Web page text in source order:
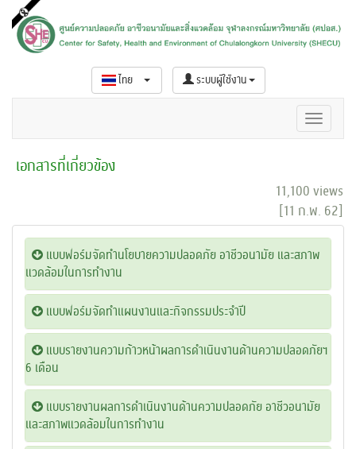
ไทย ระบบผู้ใช้งาน
เอกสารที่เกี่ยวข้อง
11,100 views
[11 ก.พ. 62]
แบบฟอร์มจัดทำนโยบายความปลอดภัย อาชีวอนามัย และสภาพ
แวดล้อมในการทำงาน
แบบฟอร์มจัดทำแผนงานและกิจกรรมประจำปี
แบบรายงานความก้าวหน้าผลการดำเนินงานด้านความปลอดภัยฯ
6 เดือน
แบบรายงานผลการดำเนินงานด้านความปลอดภัย อาชีวอนามัย
และสภาพแวดล้อมในการทำงาน